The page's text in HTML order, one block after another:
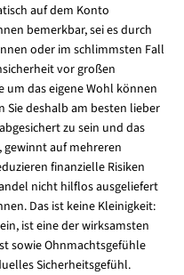
auf dem Konto
bemerkbar, sei es durch
oder im schlimmsten Fall
vor großen
um das eigene Wohl können
Sie deshalb am besten lieber
zu sein und das
gewinnt auf mehreren
finanzielle Risiken
nicht hilflos ausgeliefert
Das ist keine Kleinigkeit:
ist eine der wirksamsten
sowie Ohnmachtsgefühle
Sicherheitsgefühl.